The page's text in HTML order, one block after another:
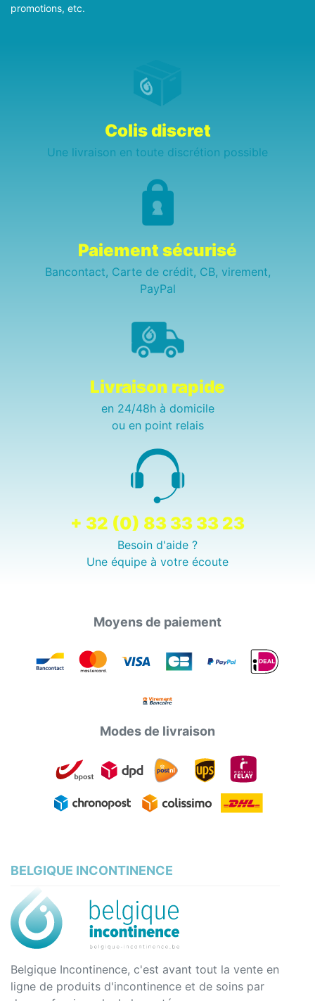
promotions, etc.
Colis discret
Une livraison en toute discrétion possible
Paiement sécurisé
Bancontact, Carte de crédit, CB, virement,
PayPal
Livraison rapide
en 24/48h à domicile
ou en point relais
+ 32 (0) 83 33 33 23
Besoin d'aide ?
Une équipe à votre écoute
Moyens de paiement
Modes de livraison
BELGIQUE INCONTINENCE
Belgique Incontinence, c'est avant tout la vente en
ligne de produits d'incontinence et de soins par